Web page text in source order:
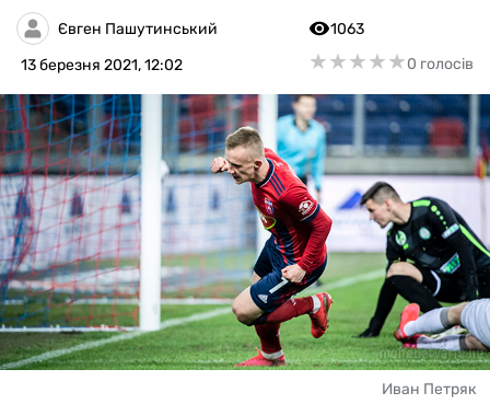
РІЗНЕ
БУКМЕКЕРИ
Євген Пашутинський
13 березня 2021, 12:02
1063
★★★★★
★★★★★0 голосів
Иван Петряк